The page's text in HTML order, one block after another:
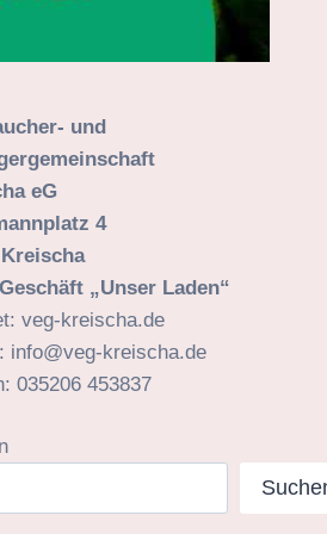
und
eG
4
Kreischa
„Unser Laden“
veg-kreischa.de
info@veg-kreischa.de
035206 453837